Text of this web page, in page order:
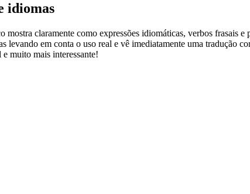
idiomas
claramente como expressões idiomáticas, verbos frasais
em conta o uso real e vê imediatamente uma tradução
muito mais interessante!